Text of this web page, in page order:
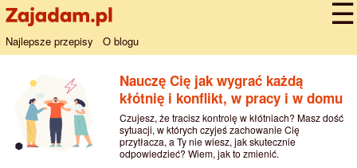
Najlepsze przepisy O blogu
Nauczę Cię jak wygrać każdą
kłótnię i konflikt, w pracy i w domu
Czujesz, że tracisz kontrolę w kłótniach? Masz dość
sytuacji, w których czyjeś zachowanie Cię
przytłacza, a Ty nie wiesz, jak skutecznie
odpowiedzieć? Wiem, jak to zmienić.